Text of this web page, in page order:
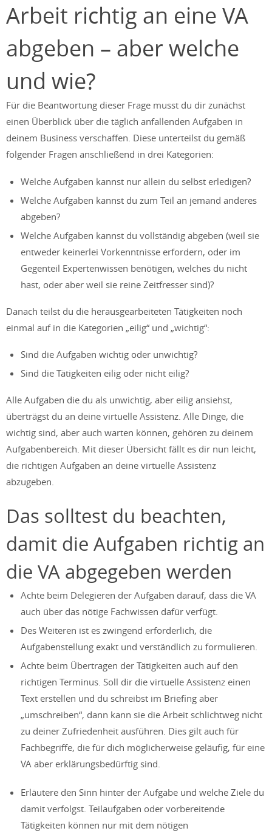
Arbeit richtig an eine VA
abgeben – aber welche
und wie?
Für die Beantwortung dieser Frage musst du dir zunächst
einen Überblick über die täglich anfallenden Aufgaben in
deinem Business verschaffen. Diese unterteilst du gemäß
folgender Fragen anschließend in drei Kategorien:
Welche Aufgaben kannst nur allein du selbst erledigen?
Welche Aufgaben kannst du zum Teil an jemand anderes
abgeben?
Welche Aufgaben kannst du vollständig abgeben (weil sie
entweder keinerlei Vorkenntnisse erfordern, oder im
Gegenteil Expertenwissen benötigen, welches du nicht
hast, oder aber weil sie reine Zeitfresser sind)?
Danach teilst du die herausgearbeiteten Tätigkeiten noch
einmal auf in die Kategorien „eilig“ und „wichtig“:
Sind die Aufgaben wichtig oder unwichtig?
Sind die Tätigkeiten eilig oder nicht eilig?
Alle Aufgaben die du als unwichtig, aber eilig ansiehst,
überträgst du an deine virtuelle Assistenz. Alle Dinge, die
wichtig sind, aber auch warten können, gehören zu deinem
Aufgabenbereich. Mit dieser Übersicht fällt es dir nun leicht,
die richtigen Aufgaben an deine virtuelle Assistenz
abzugeben.
Das solltest du beachten,
damit die Aufgaben richtig an
die VA abgegeben werden
Achte beim Delegieren der Aufgaben darauf, dass die VA
auch über das nötige Fachwissen dafür verfügt.
Des Weiteren ist es zwingend erforderlich, die
Aufgabenstellung exakt und verständlich zu formulieren.
Achte beim Übertragen der Tätigkeiten auch auf den
richtigen Terminus. Soll dir die virtuelle Assistenz einen
Text erstellen und du schreibst im Briefing aber
„umschreiben“, dann kann sie die Arbeit schlichtweg nicht
zu deiner Zufriedenheit ausführen. Dies gilt auch für
Fachbegriffe, die für dich möglicherweise geläufig, für eine
VA aber erklärungsbedürftig sind.
Erläutere den Sinn hinter der Aufgabe und welche Ziele du
damit verfolgst. Teilaufgaben oder vorbereitende
Tätigkeiten können nur mit dem nötigen